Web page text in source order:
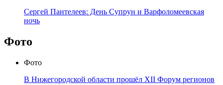
Сергей Пантелеев: День Супрун и Варфоломеевская
ночь
Фото
Фото
В Нижегородской области прошёл XII Форум регионов